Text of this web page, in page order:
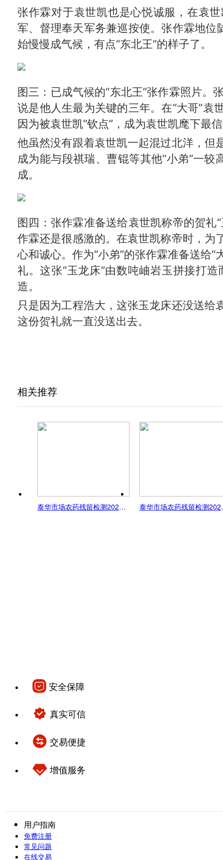
张作霖对于袁世凯也是心悦诚服，在袁
军、督理奉天军务兼巡按使。张作霖地位
始慢慢成气候，有点“东北王”的样子了。
图三：已成气候的“东北王”张作霖照片。
说是他人生最为关键的三年。在“大哥”
因为被袁世凯“钦点”，成为袁世凯麾下最
他虽然没有跟着袁世凯一起混过北洋，但
成为能与段祺瑞、曹锟等其他“小弟”一
成。
图四：张作霖准备送给袁世凯称帝的贺礼
作霖还是很感激的。在袁世凯称帝时，为
心和诚心。作为“小弟”的张作霖准备送给“
礼。这张“玉龙床”由数吨岫岩玉拼接打
造。
只是因为工程浩大，这张玉龙床还没送
这份贺礼就一直没送出去。
相关推荐
泰华市场农药残留检测2025-9-28 泰华
安全保障
真实可信
交易便捷
增值服务
用户指南
免费注册
常见问题
在线交易